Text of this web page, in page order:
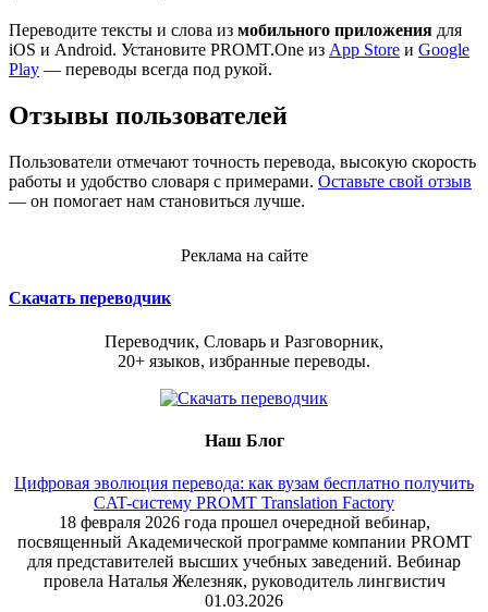
Переводите тексты и слова из мобильного приложения для
iOS и Android. Установите PROMT.One из App Store и Google
Play — переводы всегда под рукой.
Отзывы пользователей
Пользователи отмечают точность перевода, высокую скорость
работы и удобство словаря с примерами. Оставьте свой отзыв
— он помогает нам становиться лучше.
Реклама на сайте
Скачать переводчик
Переводчик, Словарь и Разговорник,
20+ языков, избранные переводы.
Наш Блог
Цифровая эволюция перевода: как вузам бесплатно получить
CAT-систему PROMT Translation Factory
18 февраля 2026 года прошел очередной вебинар,
посвященный Академической программе компании PROMT
для представителей высших учебных заведений. Вебинар
провела Наталья Железняк, руководитель лингвистич
01.03.2026